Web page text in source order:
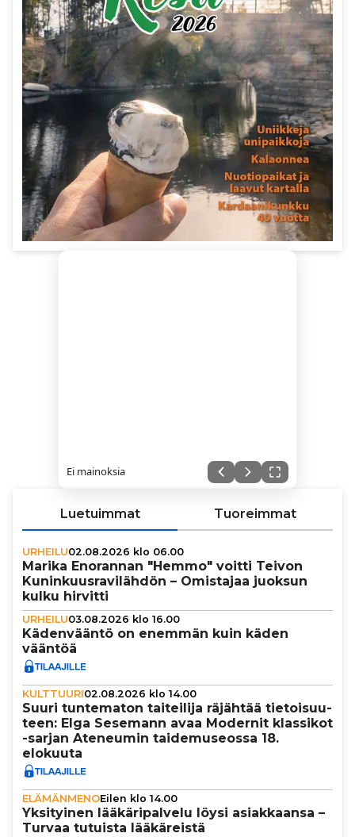
Ei mainoksia
Luetuimmat Tuoreimmat
URHEILU02.08.2026 klo 06.00
Marika Enorannan "Hemmo" voitti Teivon
Kunin­kuus­ra­vi­läh­dön – Omistajaa juoksun
kulku hirvitti
URHEILU03.08.2026 klo 16.00
Käden­vääntö on enemmän kuin käden
vääntöä
KULTTUURI02.08.2026 klo 14.00
Suuri tun­te­ma­ton tai­tei­lija räjähtää tie­toi­suu­
teen: Elga Sesemann avaa Modernit klassikot
-sarjan Ateneumin tai­de­mu­se­ossa 18.
elokuuta
ELÄMÄNMENOEilen klo 14.00
Yksi­tyi­nen lää­kä­ri­pal­velu löysi asi­ak­kaansa –
Turvaa tutuista lää­kä­reistä